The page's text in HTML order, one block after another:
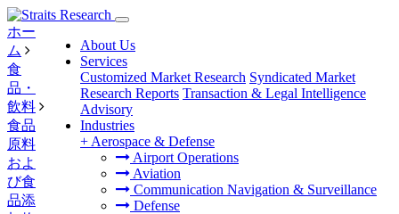
About Us
Services
Customized Market Research Syndicated Market
Research Reports Transaction & Legal Intelligence
Advisory
Industries
+ Aerospace & Defense
Airport Operations
Aviation
Communication Navigation & Surveillance
Defense
ホー
ム
食
品・
飲料
食品
原料
およ
び食
品添